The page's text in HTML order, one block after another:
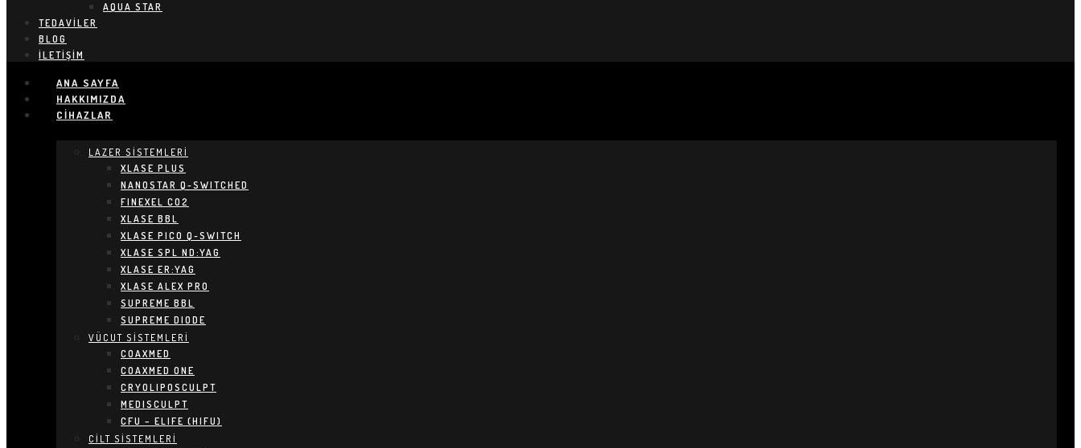
AQUA STAR
TEDAVILER
BLOG
İLETIŞIM
ANA SAYFA
HAKKIMIZDA
CIHAZLAR
LAZER SİSTEMLERİ
XLASE PLUS
NANOSTAR Q-SWITCHED
FINEXEL CO2
XLASE BBL
XLASE PICO Q-SWITCH
XLASE SPL ND:YAG
XLASE ER:YAG
XLASE ALEX PRO
SUPREME BBL
SUPREME DIODE
VÜCUT SİSTEMLERİ
COAXMED
COAXMED ONE
CRYOLIPOSCULPT
MEDISCULPT
CFU – ELIFE (HIFU)
CİLT SİSTEMLERİ